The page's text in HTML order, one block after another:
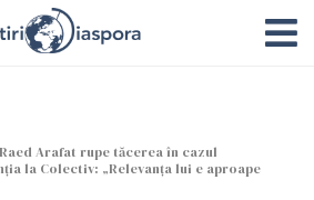
Raed Arafat rupe tăcerea în cazul
la Colectiv: „Relevanța lui e aproape